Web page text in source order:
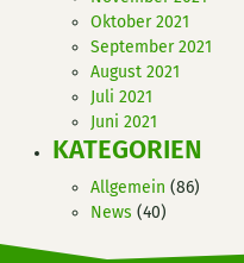
Oktober 2021
September 2021
August 2021
Juli 2021
Juni 2021
KATEGORIEN
Allgemein (86)
News (40)